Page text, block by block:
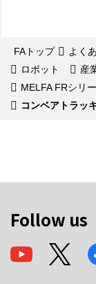
FAトップ よく
ロボット
産
MELFA FRシリ
コンベアトラッ
Follow us